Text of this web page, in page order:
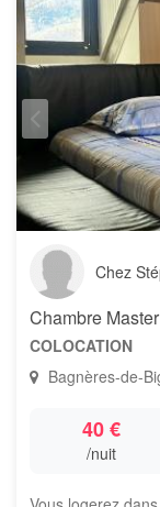
Chez
Chambre
COLOCATION
Bagnères-de-
40 €
/nuit